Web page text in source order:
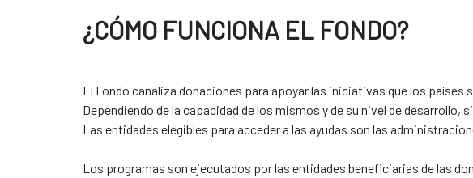
¿CÓMO FUNCIONA EL FONDO?
El Fondo canaliza donaciones para apoyar las iniciativas que los
Dependiendo de la capacidad de los mismos y de su nivel de
Las entidades elegibles para acceder a las ayudas son las
Los programas son ejecutados por las entidades beneficiarias de las